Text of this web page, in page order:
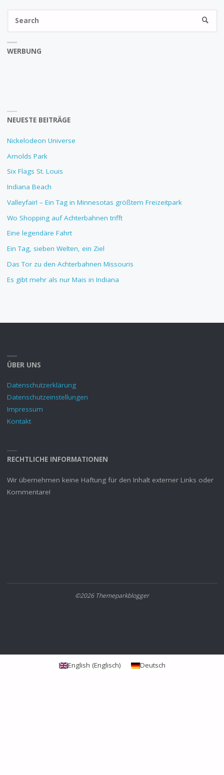
WERBUNG
NEUESTE BEITRÄGE
Nickelodeon Universe
Arnolds Park
Six Flags St. Louis
Indiana Beach
Valleyfair! – Ein Tag in Minnesotas größtem Freizeitpark
Wo Shopping auf Achterbahnen trifft
Eine legendäre Fahrt
Ein Tag, sieben Welten, ein Ziel
Das Tor zu den Achterbahnen Missouris
Es gibt mehr als nur Mais in Indiana
ÜBER UNS
Datenschutzerklärung
Datenschutzeinstellungen
Impressum
Kontakt
RECHTLICHE INFORMATIONEN
Wir übernehmen keine Haftung für den Inhalt externer Links oder
Kommentare!
©2026 Themeparkblogger
English (Englisch) Deutsch